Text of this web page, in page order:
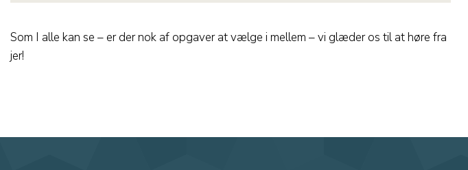
Som I alle kan se – er der nok af opgaver at vælge i mellem – vi glæder os til at høre fra
jer!